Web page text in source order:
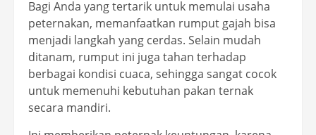
Bagi Anda yang tertarik untuk memulai usaha
peternakan, memanfaatkan rumput gajah bisa
menjadi langkah yang cerdas. Selain mudah
ditanam, rumput ini juga tahan terhadap
berbagai kondisi cuaca, sehingga sangat cocok
untuk memenuhi kebutuhan pakan ternak
secara mandiri.